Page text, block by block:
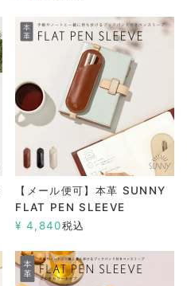
【メール便可】本革 SUNNY
FLAT PEN SLEEVE
¥ 4,840税込